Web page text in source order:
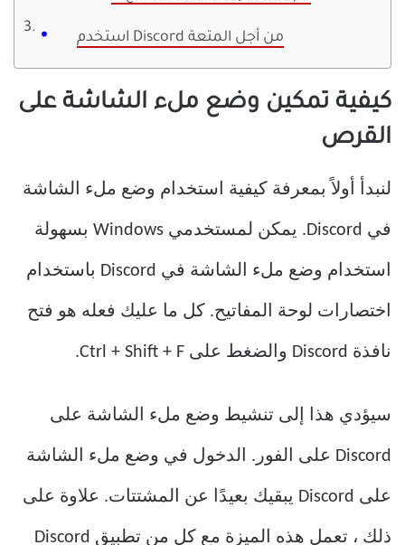
استخدم Discord من أجل المتعة
كيفية تمكين وضع ملء الشاشة على
القرص
لنبدأ أولاً بمعرفة كيفية استخدام وضع ملء الشاشة
في Discord. يمكن لمستخدمي Windows بسهولة
استخدام وضع ملء الشاشة في Discord باستخدام
اختصارات لوحة المفاتيح. كل ما عليك فعله هو فتح
نافذة Discord والضغط على Ctrl + Shift + F.
سيؤدي هذا إلى تنشيط وضع ملء الشاشة على
Discord على الفور. الدخول في وضع ملء الشاشة
على Discord يبقيك بعيدًا عن المشتتات. علاوة على
ذلك ، تعمل هذه الميزة مع كل من تطبيق Discord